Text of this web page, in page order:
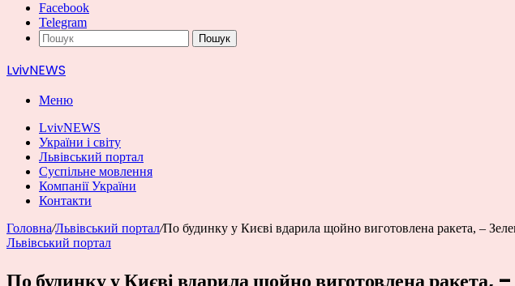
Facebook
Telegram
Пошук
LvivNEWS
Меню
LvivNEWS
України і світу
Львівський портал
Суспільне мовлення
Компанії України
Контакти
Головна/Львівський портал/По будинку у Києві вдарила щойно виготовлена ракета, –
Львівський портал